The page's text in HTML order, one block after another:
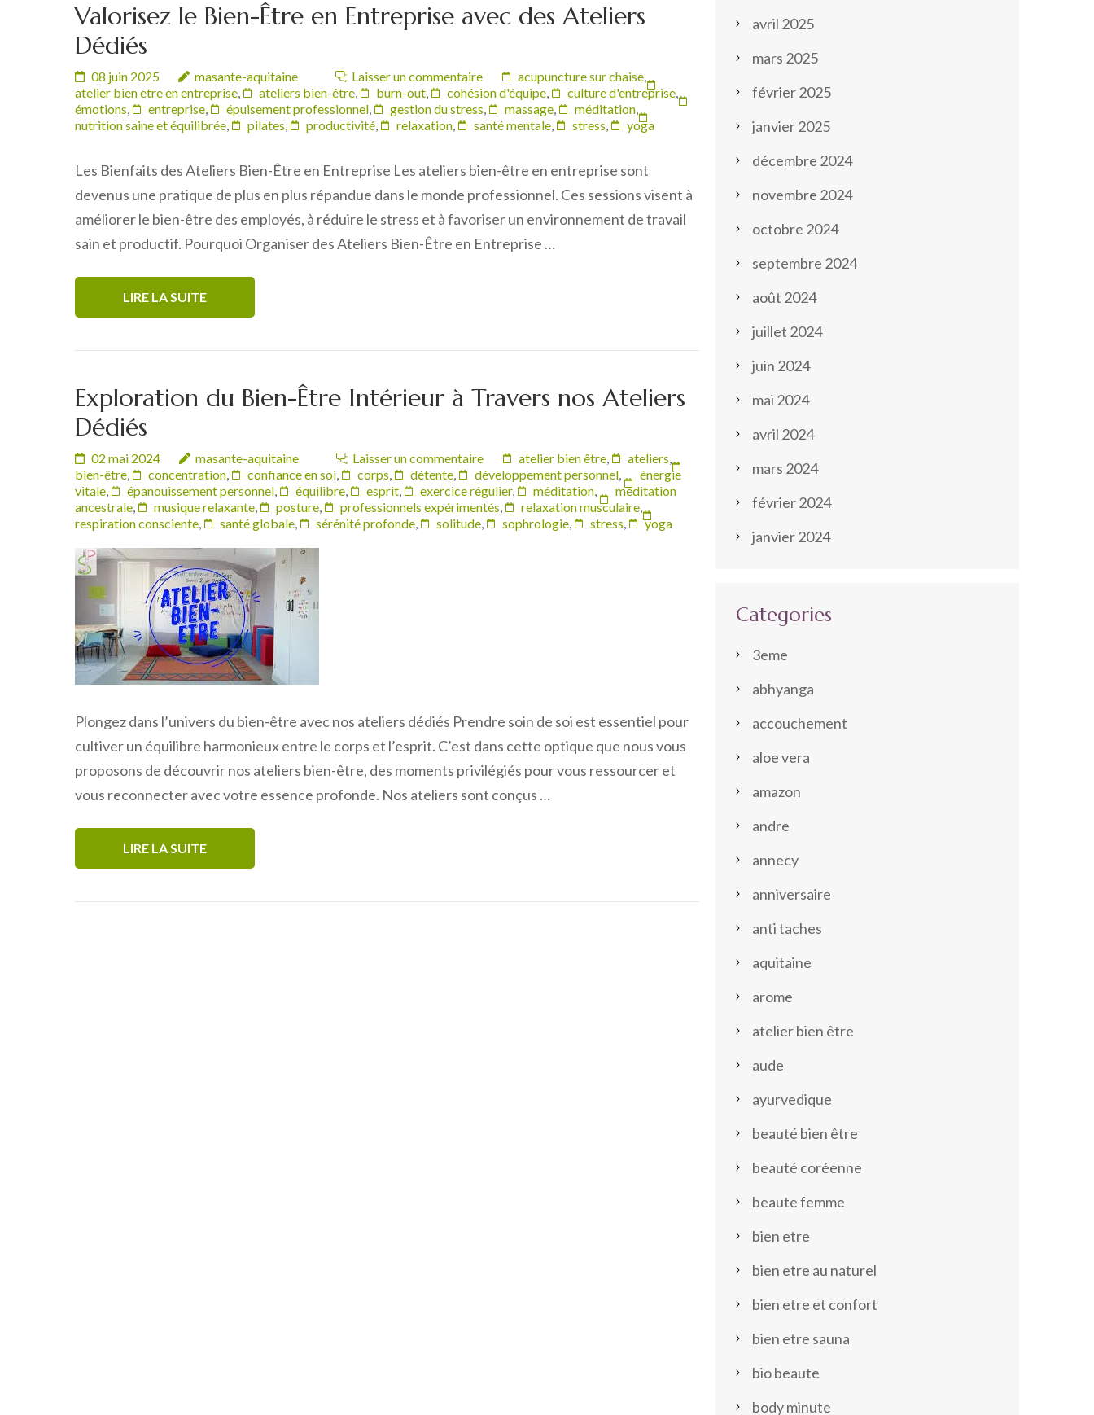
Valorisez le Bien-Être en Entreprise avec des Ateliers
Dédiés
08 juin 2025 masante-aquitaine Laisser un commentaire acupuncture sur chaise,
atelier bien etre en entreprise, ateliers bien-être, burn-out, cohésion d'équipe, culture d'entreprise,
émotions, entreprise, épuisement professionnel, gestion du stress, massage, méditation,
nutrition saine et équilibrée, pilates, productivité, relaxation, santé mentale, stress, yoga
Les Bienfaits des Ateliers Bien-Être en Entreprise Les ateliers bien-être en entreprise sont
devenus une pratique de plus en plus répandue dans le monde professionnel. Ces sessions visent à
améliorer le bien-être des employés, à réduire le stress et à favoriser un environnement de travail
sain et productif. Pourquoi Organiser des Ateliers Bien-Être en Entreprise …
LIRE LA SUITE
Exploration du Bien-Être Intérieur à Travers nos Ateliers
Dédiés
02 mai 2024 masante-aquitaine Laisser un commentaire atelier bien être, ateliers,
bien-être, concentration, confiance en soi, corps, détente, développement personnel,
énergie
vitale, épanouissement personnel, équilibre, esprit, exercice régulier, méditation,
méditation
ancestrale, musique relaxante, posture, professionnels expérimentés, relaxation musculaire,
respiration consciente, santé globale, sérénité profonde, solitude, sophrologie, stress, yoga
Plongez dans l’univers du bien-être avec nos ateliers dédiés Prendre soin de soi est essentiel pour
cultiver un équilibre harmonieux entre le corps et l’esprit. C’est dans cette optique que nous vous
proposons de découvrir nos ateliers bien-être, des moments privilégiés pour vous ressourcer et
vous reconnecter avec votre essence profonde. Nos ateliers sont conçus …
LIRE LA SUITE
avril 2025
mars 2025
février 2025
janvier 2025
décembre 2024
novembre 2024
octobre 2024
septembre 2024
août 2024
juillet 2024
juin 2024
mai 2024
avril 2024
mars 2024
février 2024
janvier 2024
Categories
3eme
abhyanga
accouchement
aloe vera
amazon
andre
annecy
anniversaire
anti taches
aquitaine
arome
atelier bien être
aude
ayurvedique
beauté bien être
beauté coréenne
beaute femme
bien etre
bien etre au naturel
bien etre et confort
bien etre sauna
bio beaute
body minute